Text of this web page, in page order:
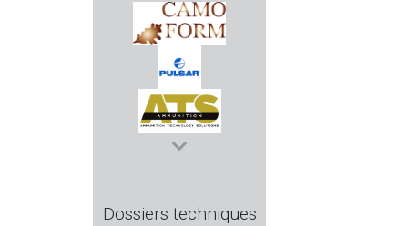
AIMPOINT
CAMO FORM
PULSAR
ATS AMMUNITION
Dossiers techniques